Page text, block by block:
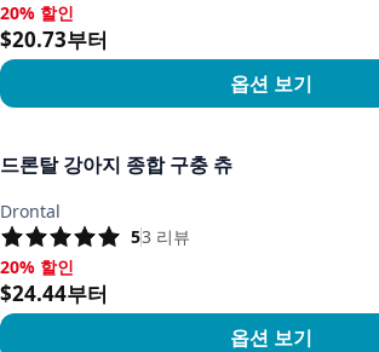
20% 할인, $20.73부터
20% 할인
$20.73부터
옵션 보기
드론탈 강아지 종합 구충 츄
Drontal
53 리뷰
20% 할인, $24.44부터
20% 할인
$24.44부터
옵션 보기